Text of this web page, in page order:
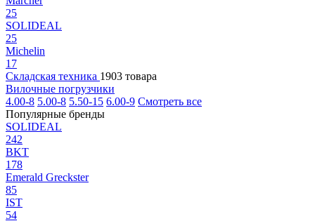
25
SOLIDEAL
25
Michelin
17
Складская техника 1903 товара
Вилочные погрузчики
4.00-8 5.00-8 5.50-15 6.00-9 Смотреть все
Популярные бренды
SOLIDEAL
242
BKT
178
Emerald Greckster
85
IST
54